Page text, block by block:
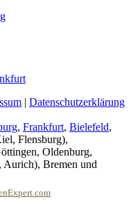
Datenschutzerklärung
, Frankfurt, Bielefeld,
Flensburg),
Oldenburg,
Aurich), Bremen und